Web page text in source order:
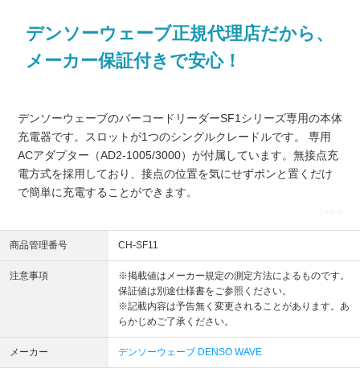
デンソーウェーブ正規代理店だから、
メーカー保証付きで安心！
デンソーウェーブのバーコードリーダーSF1シリーズ専用の本体
充電器です。スロットが1つのシングルクレードルです。 専用
ACアダプター（AD2-1005/3000）が付属しています。無接点充
電方式を採用しており、接点の位置を気にせずポンと置くだけ
で簡単に充電することができます。
商品管理番号 CH-SF11
注意事項
※掲載値はメーカー規定の測定方法によるものです。
保証値は別途仕様書をご参照ください。
※記載内容は予告無く変更されることがあります。あ
らかじめご了承ください。
メーカー デンソーウェーブ DENSO WAVE